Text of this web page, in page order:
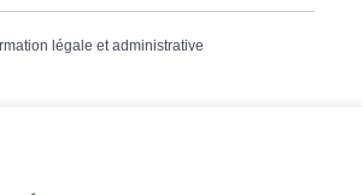
légale et administrative